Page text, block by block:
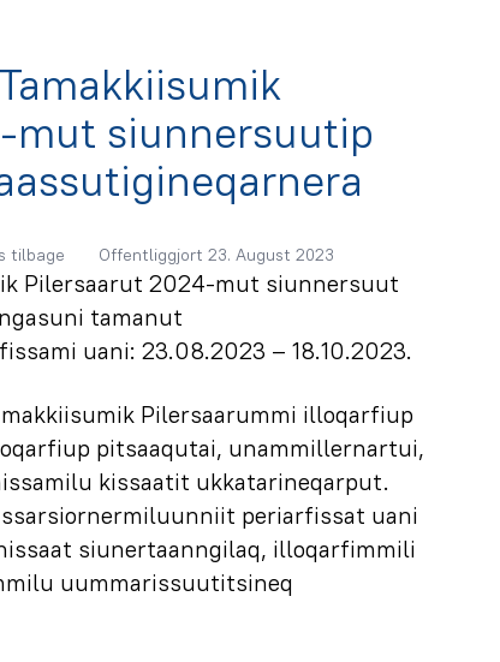
mut siunnersuutip
tilbage Offentliggjort 23. August 2023
Pilersaarut 2024-mut siunnersuut
tamanut
uani: 23.08.2023 – 18.10.2023.
Pilersaarummi illoqarfiup
pitsaaqutai, unammillernartui,
kissaatit ukkatarineqarput.
periarfissat uani
siunertaanngilaq, illoqarfimmili
uummarissuutitsineq